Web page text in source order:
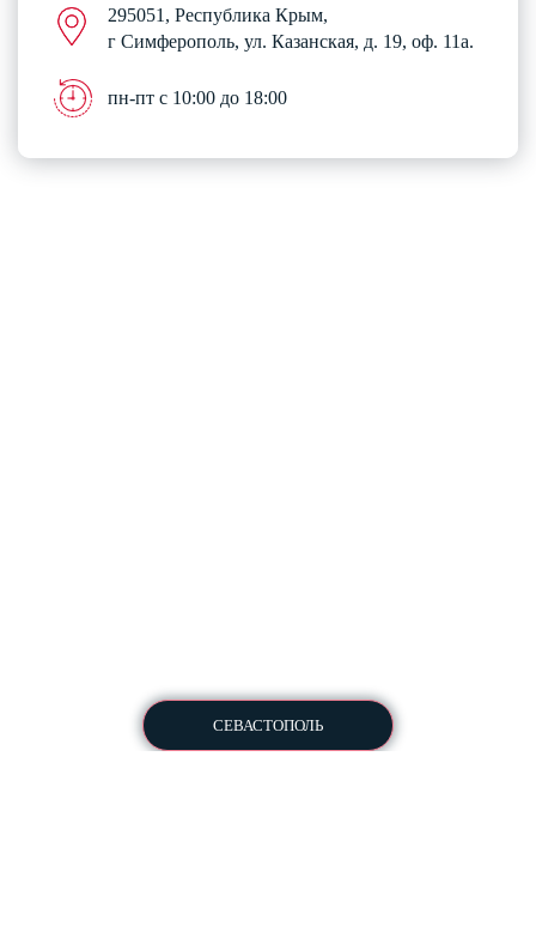
295051, Республика Крым,
г Симферополь, ул. Казанская, д. 19, оф. 11а.
пн-пт с 10:00 до 18:00
СЕВАСТОПОЛЬ